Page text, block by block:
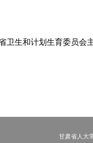
生和计划生育委员会
甘肃省人大